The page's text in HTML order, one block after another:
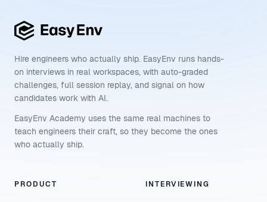
Hire engineers who actually ship. EasyEnv runs hands-
on interviews in real workspaces, with auto-graded
challenges, full session replay, and signal on how
candidates work with AI.
EasyEnv Academy uses the same real machines to
teach engineers their craft, so they become the ones
who actually ship.
PRODUCT INTERVIEWING